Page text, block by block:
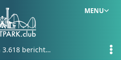
MENU
3.618 berichten